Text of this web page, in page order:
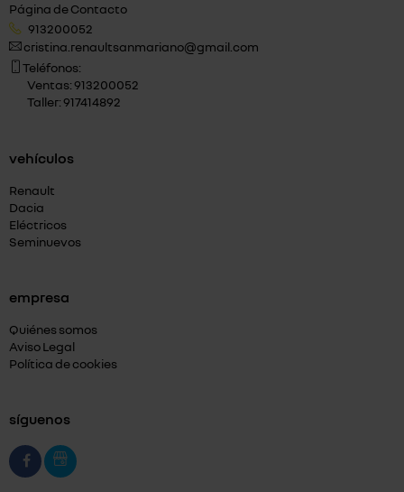
Página de Contacto
913200052
cristina.renaultsanmariano@gmail.com
Teléfonos:
Ventas: 913200052
Taller: 917414892
vehículos
Renault
Dacia
Eléctricos
Seminuevos
empresa
Quiénes somos
Aviso Legal
Política de cookies
síguenos